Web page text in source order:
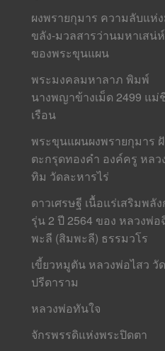
ผงพรายกุมาร ความลับแห่
ขลัง-มวลสารว่านมหาเสน่ห์
ของพระขุนแผน
พระมงคลมหาลาภ พิมพ์
นางพญาข้างเม็ด 2499 แ
เรือน
พระขุนแผนผงพรายกุมาร
ตะกรุดทองคำ องค์ครู หลว
ทิม วัดละหารไร่
ดาวเศรษฐี เนื้อแร่เสริมพลั
รุ่น 2 ปี 2564 ของ หลวงพ่อ
พะลี (สิมพะลี) ธรรมวโร
เขี้ยวหมูตัน หลวงพ่อไสว วัด
ปรีดาราม
หลวงพ่อทันใจ
จักรพรรดิแห่งพระปิดตา